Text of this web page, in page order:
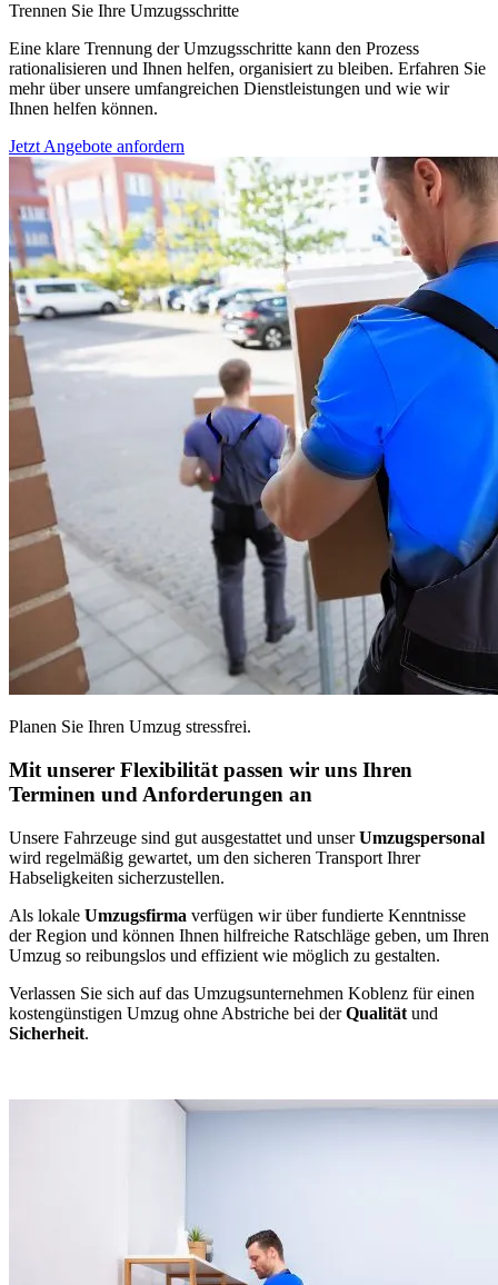
Trennen Sie Ihre Umzugsschritte
Eine klare Trennung der Umzugsschritte kann den Prozess
rationalisieren und Ihnen helfen, organisiert zu bleiben. Erfahren Sie
mehr über unsere umfangreichen Dienstleistungen und wie wir
Ihnen helfen können.
Jetzt Angebote anfordern
Planen Sie Ihren Umzug stressfrei.
Mit unserer Flexibilität passen wir uns Ihren
Terminen und Anforderungen an
Unsere Fahrzeuge sind gut ausgestattet und unserUmzugspersonal
wird regelmäßig gewartet, um den sicheren Transport Ihrer
Habseligkeiten sicherzustellen.
Als lokale Umzugsfirma verfügen wir über fundierte Kenntnisse
der Region und können Ihnen hilfreiche Ratschläge geben, um Ihren
Umzug so reibungslos und effizient wie möglich zu gestalten.
Verlassen Sie sich auf das Umzugsunternehmen Koblenz für einen
kostengünstigen Umzug ohne Abstriche bei derQualität und
Sicherheit.